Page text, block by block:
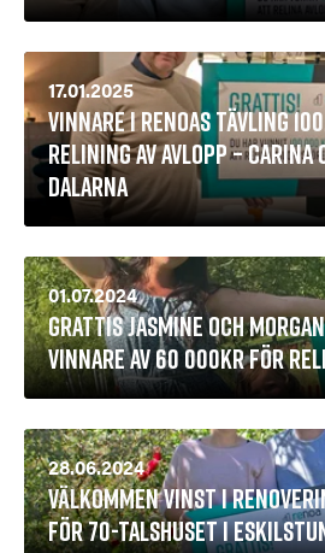
Vinnare i Renoas Tävling
Relining av Avlopp –
Dalarna
17.01.2025
Grattis Jasmine och
vinnare av 60 000kr för
01.07.2024
Välkommen vinst i
för 70-talshuset i
28.06.2024